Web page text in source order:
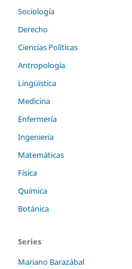
Sociología
Derecho
Ciencias Políticas
Antropología
Lingüïstica
Medicina
Enfermería
Ingeniería
Matemáticas
Física
Química
Botánica
Series
Mariano Barazábal